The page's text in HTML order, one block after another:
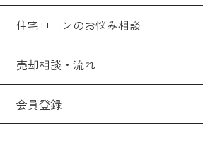
住宅ローンのお悩み相談
売却相談・流れ
会員登録